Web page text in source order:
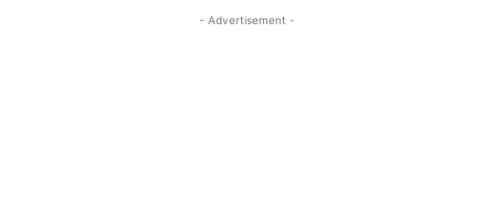
- Advertisement -